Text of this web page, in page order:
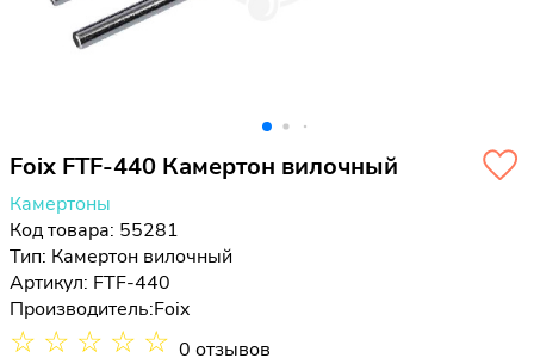
Foix FTF-440 Камертон вилочный
Камертоны
Код товара: 55281
Тип: Камертон вилочный
Артикул: FTF-440
Производитель:Foix
☆ ☆ ☆ ☆ ☆ 0 отзывов